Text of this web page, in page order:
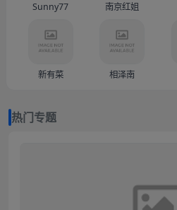
Sunny77 南京红姐
新有菜 相泽南
热门专题